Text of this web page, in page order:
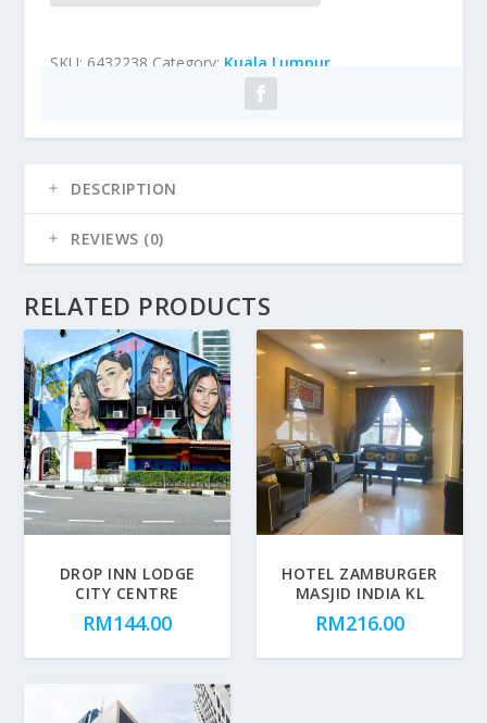
SKU: 6432238 Category: Kuala Lumpur
DESCRIPTION
REVIEWS (0)
RELATED PRODUCTS
DROP INN LODGE
CITY CENTRE
RM144.00
HOTEL ZAMBURGER
MASJID INDIA KL
RM216.00